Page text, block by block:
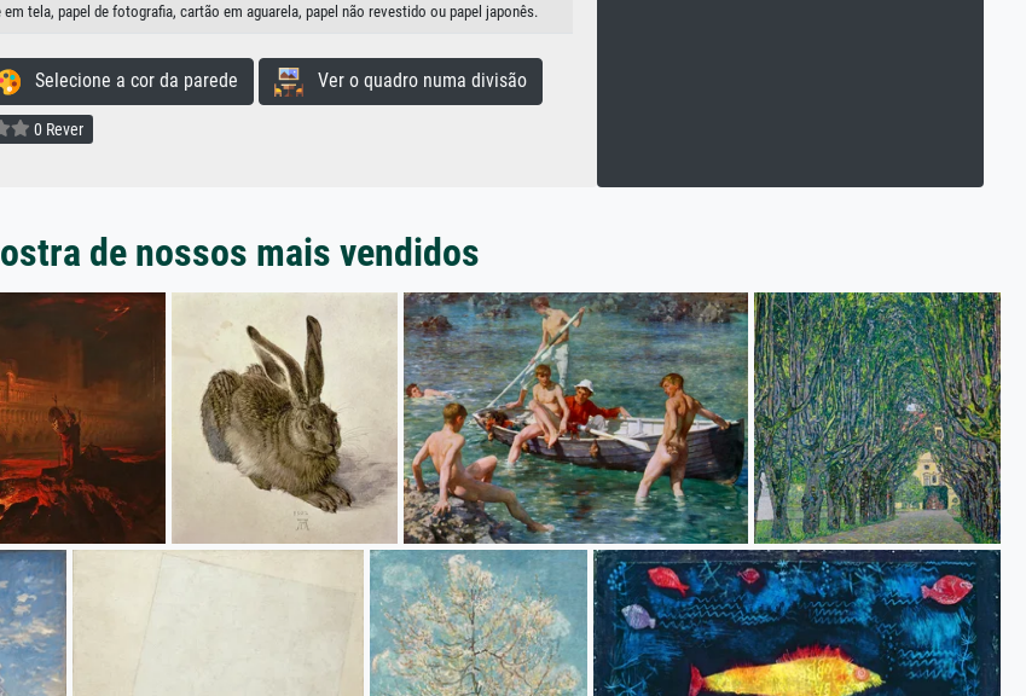
tela, papel de fotografia, cartão em aguarela, papel não revestido ou papel japonês.
Selecione a cor da parede Ver o quadro numa divisão
0 Rever
de nossos mais vendidos